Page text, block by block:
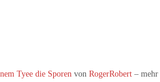
Tyee die Sporen von RogerRobert – mehr